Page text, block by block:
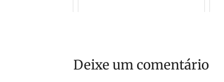
Deixe um comentário